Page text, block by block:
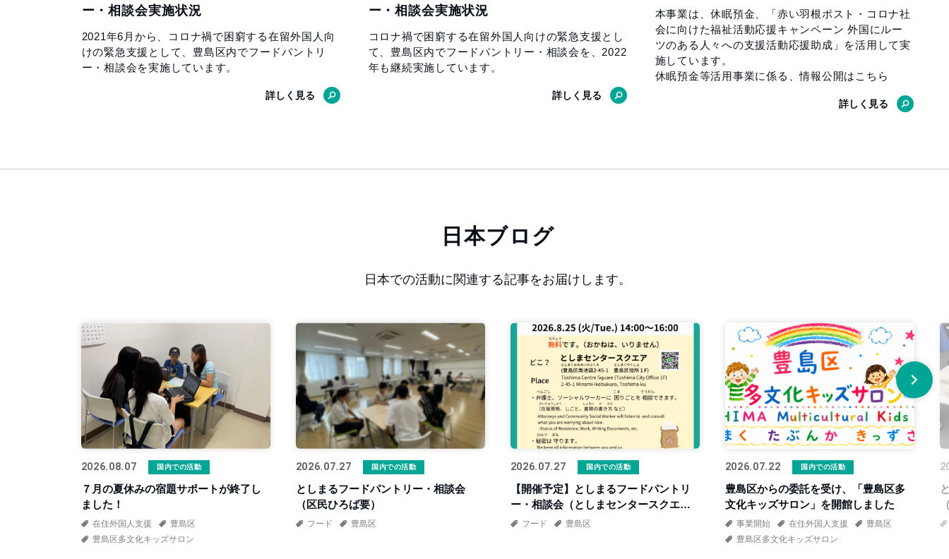
ー・相談会実施状況
2021年6月から、コロナ禍で困窮する在留外国人向
けの緊急支援として、豊島区内でフードパントリ
ー・相談会を実施しています。
詳しく見る
ー・相談会実施状況
コロナ禍で困窮する在留外国人向けの緊急支援とし
て、豊島区内でフードパントリー・相談会を、2022
年も継続実施しています。
詳しく見る
本事業は、休眠預金、「赤い羽根ポスト・コロナ社
会に向けた福祉活動応援キャンペーン 外国にルー
ツのある人々への支援活動応援助成」を活用して実
施しています。
休眠預金等活用事業に係る、情報公開はこちら
詳しく見る
日本ブログ
日本での活動に関連する記事をお届けします。
2026.08.07 国内での活動
７月の夏休みの宿題サポートが終了し
ました！
在住外国人支援
豊島区
豊島区多文化キッズサロン
2026.07.27 国内での活動
としまるフードパントリー・相談会
（区民ひろば要）
フード 豊島区
2026.07.27 国内での活動
【開催予定】としまるフードパントリ
ー・相談会（としまセンタースクエ
ア）フード 豊島区
2026.07.22 国内での活動
豊島区からの委託を受け、「豊島区多
文化キッズサロン」を開館しました
事業開始 在住外国人支援
豊島区
豊島区多文化キッズサロン